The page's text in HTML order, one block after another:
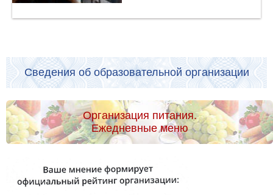
Сведения об образовательной организации
Организация питания.
Ежедневные меню